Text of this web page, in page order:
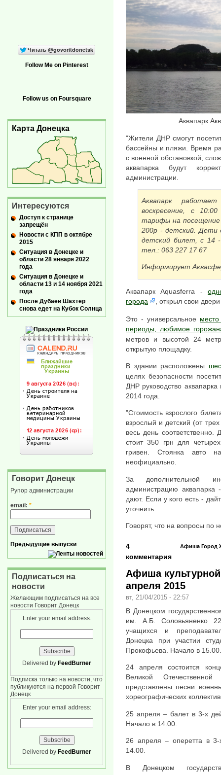
Аквапарк
"Жители ДНР смогут
бассейны и пляжи. Время
с военной обстановкой,
аквапарка будут
администрации.
Аквапарк
воскресение, с
тарифы на посещение
200р - детский. Дети
детский билет, с 14
тел.: 063 227 17 67
Информирует
Аквапарк Aquasferra -
города
, открыл свои
Это - универсальное
периоды, любимое
метров и высотой 24
открытую площадку.
В здании расположены
целях безопасности
ДНР руководство
2014 года.
"Стоимость взрослого
взрослый и детский (от
весь день
стоит 350 грн для
гривен. Стоянка авто
неофициально.
За дополнительной
администрацию
дают. Если у кого есть -
уточнить.
Говорят, что на вопросы по
Афиша Город
4
комментария
Афиша
апреля 2015
вт, 21/04/2015 - 22:57
В Донецком
им. А.Б. Соловьяненко
учащихся и
Донецка при участии
Прокофьева. Начало в 15.00.
24 апреля состоится
Великой
представлены песни
хореографических
25 апреля – балет в 3-х
Начало в 14.00.
26 апреля – оперетта в
14.00.
В Донецком
Follow Me on Pinterest
Follow us on Foursquare
Карта Донецка
Интересуются
Доступ к странице
запрещён
Новости с КПП в октябре
2015
Ситуация в Донецке и
области 28 января 2022
года
Ситуация в Донецке и
области 13 и 14 ноября 2021
года
После Дубаев Шахтёр
снова едет на Кубок Солнца
Говорит Донецк
Рупор администрации
email: *
Предыдущие выпуски
Подписаться на
новости
Желающим подписаться на все
новости Говорит Донецк
Enter your email address:
Delivered by FeedBurner
Подписка только на новости, что
публикуются на первой Говорит
Донецк
Enter your email address:
Delivered by FeedBurner